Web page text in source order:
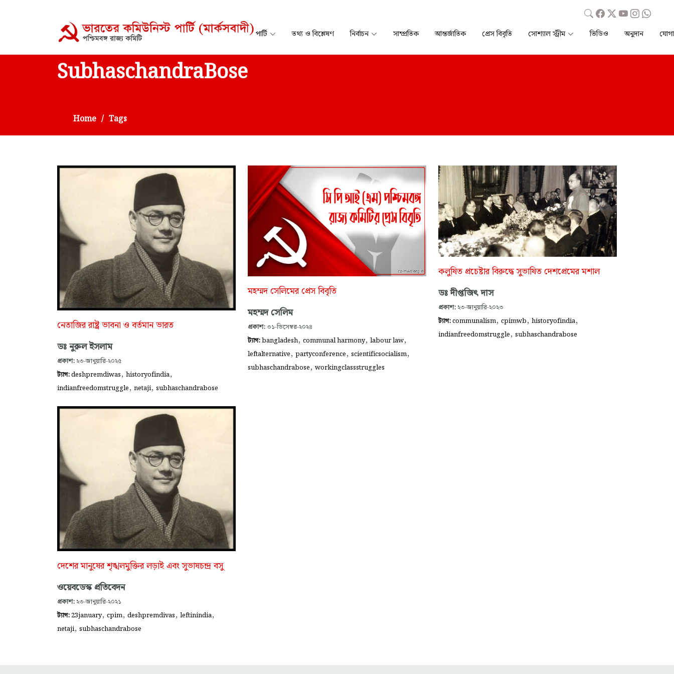
পার্টি তথ্য ও বিশ্লেষণ নির্বাচন সাম্প্রতিক আন্তর্জাতিক প্রেস বিবৃতি সোশ্যাল স্ট্রীম ভিডিও অনুদান
SubhaschandraBose
Home Tags
নেতাজির রাষ্ট্র ভাবনা ও বর্তমান ভারত
ডঃ নুরুল ইসলাম
প্রকাশ: ২৩-জানুয়ারি-২০২৫
ট্যাগ:deshpremdiwas, historyofindia,
indianfreedomstruggle, netaji, subhaschandrabose
মহম্মদ সেলিমের প্রেস বিবৃতি
মহম্মদ সেলিম
প্রকাশ:৩১-ডিসেম্বর-২০২৪
ট্যাগ:bangladesh, communal harmony, labour law,
leftalternative, partyconference, scientificsocialism,
subhaschandrabose, workingclassstruggles
কলুষিত প্রচেষ্টার বিরুদ্ধে সুভাষিত দেশপ্রেমের মশাল
ডঃ দীপ্তজিৎ দাস
প্রকাশ: ২৩-জানুয়ারি-২০২৩
ট্যাগ:communalism, cpimwb, historyofindia,
indianfreedomstruggle, subhaschandrabose
দেশের মানুষের শৃঙ্খলমুক্তির লড়াই এবং সুভাষচন্দ্র বসু
ওয়েবডেস্ক প্রতিবেদন
প্রকাশ: ২৩-জানুয়ারি-২০২১
ট্যাগ: 23january, cpim, deshpremdivas, leftinindia,
netaji, subhaschandrabose